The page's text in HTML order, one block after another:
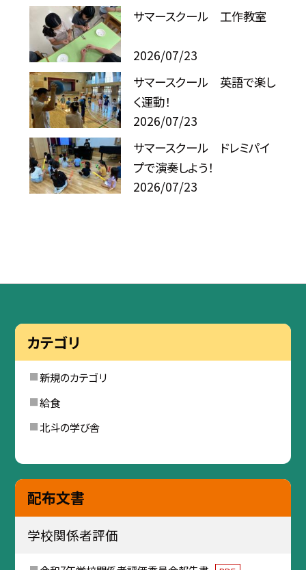
サマースクール 工作教室
2026/07/23
サマースクール 英語で楽し
く運動！
2026/07/23
サマースクール ドレミパイ
プで演奏しよう！
2026/07/23
カテゴリ
新規のカテゴリ
給食
北斗の学び舎
配布文書
学校関係者評価